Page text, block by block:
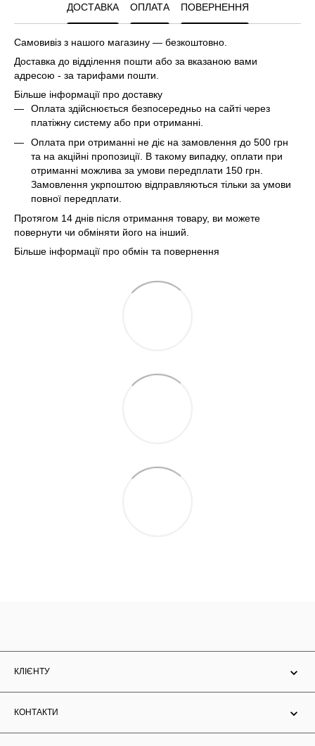
ДОСТАВКА ОПЛАТА ПОВЕРНЕННЯ
Самовивіз з нашого магазину — безкоштовно.
Доставка до відділення пошти або за вказаною вами
адресою - за тарифами пошти.
Більше інформації про доставку
Оплата здійснюється безпосередньо на сайті через
платіжну систему або при отриманні.
Оплата при отриманні не діє на замовлення до 500 грн
та на акційні пропозиції. В такому випадку, оплати при
отриманні можлива за умови передплати 150 грн.
Замовлення укрпоштою відправляються тільки за умови
повної передплати.
Протягом 14 днів після отримання товару, ви можете
повернути чи обміняти його на інший.
Більше інформації про обмін та повернення
КЛІЄНТУ
КОНТАКТИ